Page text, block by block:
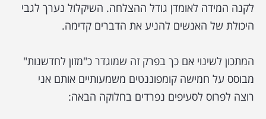
לקנה המידה לאומדן גודל ההצלחה. השיקלול נערך לגבי
היכולת של האנשים להניע את הדברים קדימה.
המתכון לשינוי אם כך בפרק זה שמוגדר כ"מזון לחדשנות"
מבוסס על חמישה קומפוננטים משמעותיים אותם אני
רוצה לפרוס לסעיפים נפרדים בחלוקה הבאה: